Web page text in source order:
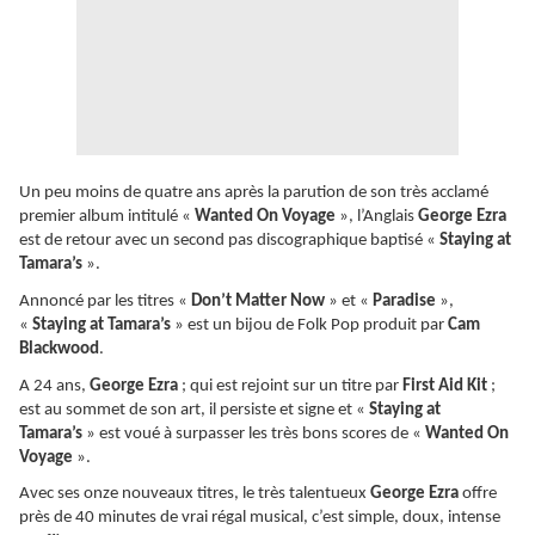
Un peu moins de quatre ans après la parution de son très acclamé
premier album intitulé « Wanted On Voyage », l’Anglais George Ezra
est de retour avec un second pas discographique baptisé « Staying at
Tamara’s ».
Annoncé par les titres « Don’t Matter Now » et « Paradise »,
« Staying at Tamara’s » est un bijou de Folk Pop produit par Cam
Blackwood .
A 24 ans, George Ezra ; qui est rejoint sur un titre par First Aid Kit ;
est au sommet de son art, il persiste et signe et « Staying at
Tamara’s » est voué à surpasser les très bons scores de « Wanted On
Voyage ».
Avec ses onze nouveaux titres, le très talentueux George Ezra offre
près de 40 minutes de vrai régal musical, c’est simple, doux, intense